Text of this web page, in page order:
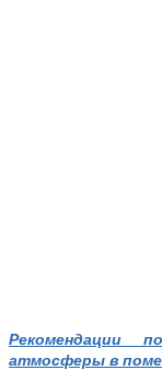
Рекомендации
атмосферы в